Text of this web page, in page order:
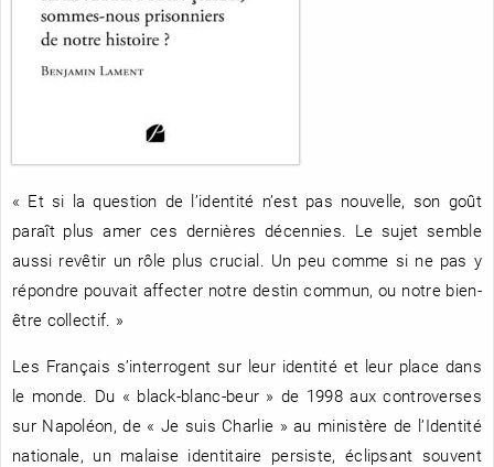
TOUT LE CATALOGUE
RENCONTRE AVEC…
REVUE DE PRESSE
« Et si la question de l’identité n’est pas nouvelle, son goût
paraît plus amer ces dernières décennies. Le sujet semble
aussi revêtir un rôle plus crucial. Un peu comme si ne pas y
répondre pouvait affecter notre destin commun, ou notre bien-
être collectif. »
Les Français s’interrogent sur leur identité et leur place dans
le monde. Du « black-blanc-beur » de 1998 aux controverses
sur Napoléon, de « Je suis Charlie » au ministère de l’Identité
nationale, un malaise identitaire persiste, éclipsant souvent